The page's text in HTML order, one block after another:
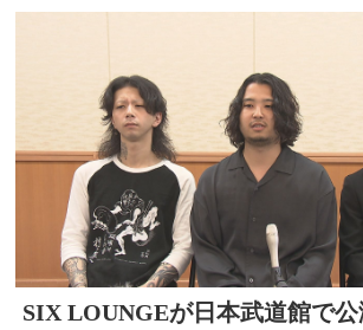
SIX LOUNGEが日本武道館で